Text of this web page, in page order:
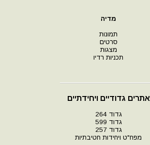
מדיה
תמונות
סרטים
מצגות
תכניות רדיו
אתרים גדודיים ויחידתיים
גדוד 264
גדוד 599
גדוד 257
מפח"ט ויחידות חטיבתיות